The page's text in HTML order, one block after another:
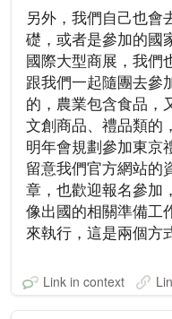
另外，我們自己也會
礎，或者是參加的國
國際大型商展，我們
跟我們一起隨團去參
的，農業包含食品，
文創商品、禮品類的
明年會規劃參加東京
留意我們官方網站的
章，也歡迎報名參加
像出國的相關準備工
來執行，這是兩個方
Link in context